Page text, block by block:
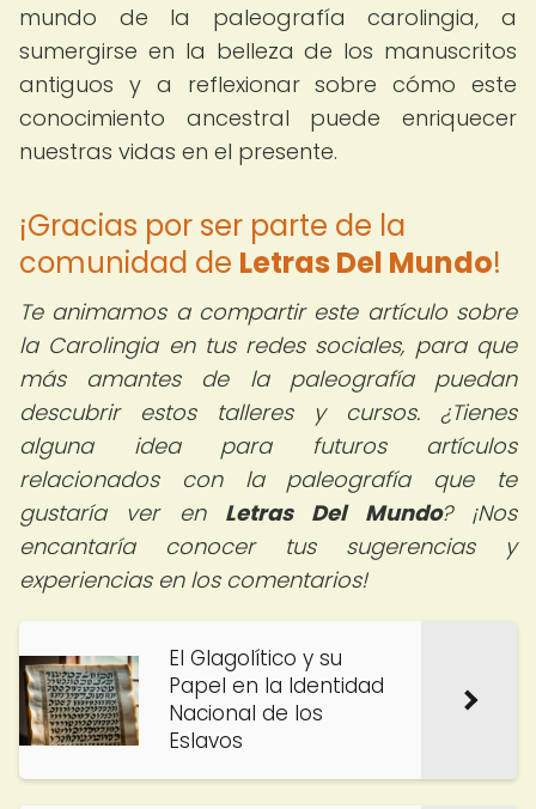
mundo de la paleografía carolingia, a
sumergirse en la belleza de los manuscritos
antiguos y a reflexionar sobre cómo este
conocimiento ancestral puede enriquecer
nuestras vidas en el presente.
¡Gracias por ser parte de la
comunidad de Letras Del Mundo!
Te animamos a compartir este artículo sobre
la Carolingia en tus redes sociales, para que
más amantes de la paleografía puedan
descubrir estos talleres y cursos. ¿Tienes
alguna idea para futuros artículos
relacionados con la paleografía que te
gustaría ver en Letras Del Mundo? ¡Nos
encantaría conocer tus sugerencias y
experiencias en los comentarios!
El Glagolítico y su
Papel en la Identidad
Nacional de los
Eslavos